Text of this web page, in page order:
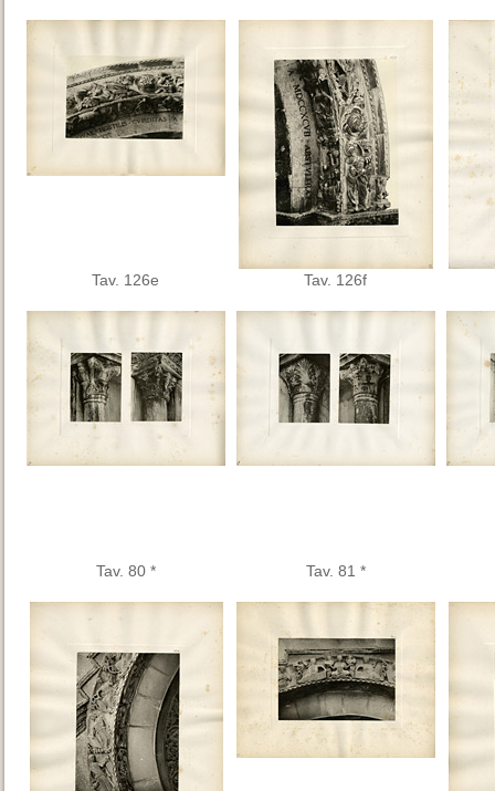
Tav. 126e Tav. 126f
Tav. 80 * Tav. 81 *